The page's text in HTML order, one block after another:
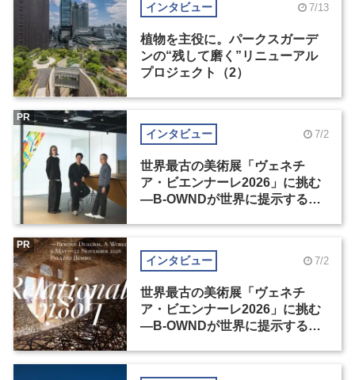
インタビュー 7/13
植物を主役に。パークスガーデ
ンの“残して磨く”リニューアル
プロジェクト（2）
インタビュー 7/2
世界最古の美術展「ヴェネチ
ア・ビエンナーレ2026」に挑む
―B-OWNDが世界に提示する美
PR
インタビュー 7/2
世界最古の美術展「ヴェネチ
ア・ビエンナーレ2026」に挑む
―B-OWNDが世界に提示する美
PR